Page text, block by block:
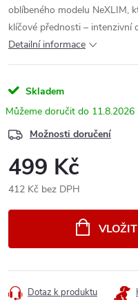
oblíbeného modelu NeXLIM,
klíčové přednosti – intenzivní
Detailní informace
Skladem
11.8.2026
Možnosti doručení
499 Kč
412 Kč bez DPH
Dotaz k produktu